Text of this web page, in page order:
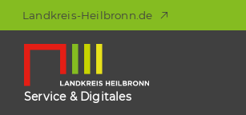
Landkreis-Heilbronn.de
Service & Digitales